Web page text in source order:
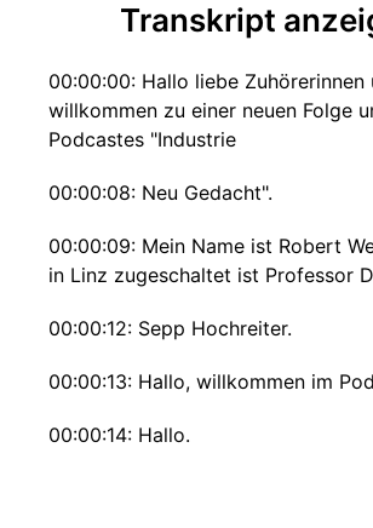
Transkript
00:00:00: Hallo liebe Zuhörerinnen
willkommen zu einer neuen Folge
Podcastes "Industrie
00:00:08: Neu Gedacht".
00:00:09: Mein Name ist Robert
in Linz zugeschaltet ist Professor
00:00:12: Sepp Hochreiter.
00:00:13: Hallo, willkommen im
00:00:14: Hallo.